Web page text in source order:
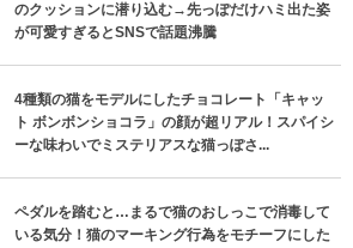
のクッションに潜り込む→先っぽだけハミ出た姿
が可愛すぎるとSNSで話題沸騰
4種類の猫をモデルにしたチョコレート「キャッ
ト ボンボンショコラ」の顔が超リアル！スパイシ
ーな味わいでミステリアスな猫っぽさ...
ペダルを踏むと…まるで猫のおしっこで消毒して
いる気分！猫のマーキング行為をモチーフにした